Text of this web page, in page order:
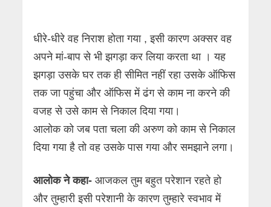
धीरे-धीरे वह निराश होता गया , इसी कारण अक्सर वह
अपने मां-बाप से भी झगड़ा कर लिया करता था । यह
झगड़ा उसके घर तक ही सीमित नहीं रहा उसके ऑफिस
तक जा पहुंचा और ऑफिस में ढंग से काम ना करने की
वजह से उसे काम से निकाल दिया गया।
आलोक को जब पता चला की अरुण को काम से निकाल
दिया गया है तो वह उसके पास गया और समझाने लगा।
आलोक ने कहा-आजकल तुम बहुत परेशान रहते हो
और तुम्हारी इसी परेशानी के कारण तुम्हारे स्वभाव में